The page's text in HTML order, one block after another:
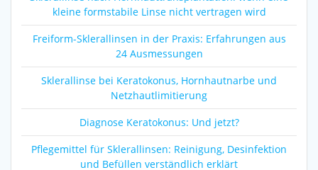
kleine formstabile Linse nicht vertragen wird
Freiform-Sklerallinsen in der Praxis: Erfahrungen aus
24 Ausmessungen
Sklerallinse bei Keratokonus, Hornhautnarbe und
Netzhautlimitierung
Diagnose Keratokonus: Und jetzt?
Pflegemittel für Sklerallinsen: Reinigung, Desinfektion
und Befüllen verständlich erklärt